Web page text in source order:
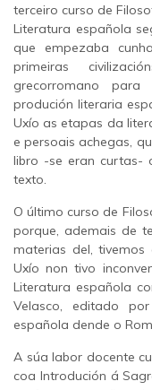
terceiro curso de
Literatura española
que empezaba
primeiras
grecorromano
produción literaria
Uxío as etapas da
e persoais achegas,
libro -se eran curtas-
texto.
O último curso de
porque, ademais de
materias del, tivemos
Uxío non tivo
Literatura española
Velasco, editado
española dende o
A súa labor docente
coa Introdución á